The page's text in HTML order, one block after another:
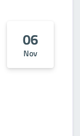
06
Nov